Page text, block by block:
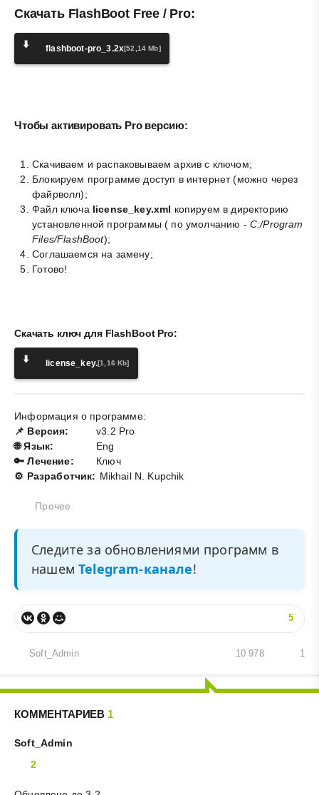
Скачать FlashBoot Free / Pro:
⬇️ flashboot-pro_3.2x[52,14 Mb]
Чтобы активировать Pro версию:
Скачиваем и распаковываем архив с ключом;
Блокируем программе доступ в интернет (можно через
файрволл);
Файл ключа license_key.xml копируем в директорию
установленной программы ( по умолчанию - C:/Program
Files/FlashBoot);
Соглашаемся на замену;
Готово!
Скачать ключ для FlashBoot Pro:
⬇️ license_key.[1,16 Kb]
Информация о программе:
📌 Версия:
v3.2 Pro
🌐 Язык:
Eng
🔑 Лечение:
Ключ
⚙️ Разработчик: Mikhail N. Kupchik
Прочее
Следите за обновлениями программ в
нашемTelegram-канале!
5
Soft_Admin 1
10 978
КОММЕНТАРИЕВ 1
Soft_Admin
2